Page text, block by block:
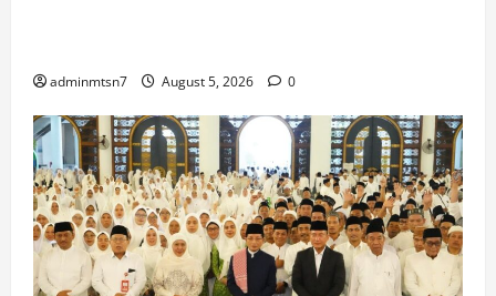
adminmtsn7 August 5, 2026 0